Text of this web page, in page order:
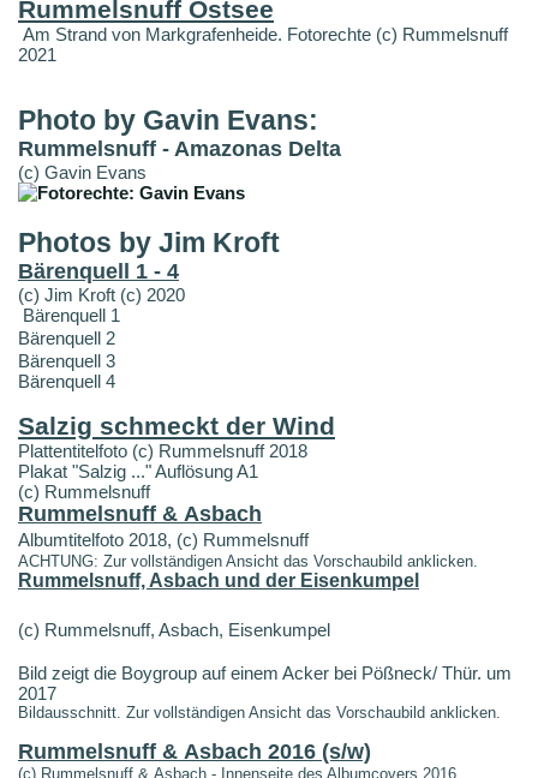
Rummelsnuff Ostsee
Am Strand von Markgrafenheide. Fotorechte (c) Rummelsnuff
2021
Photo by Gavin Evans:
Rummelsnuff - Amazonas Delta
(c) Gavin Evans
Photos by Jim Kroft
Bärenquell 1 - 4
(c) Jim Kroft (c) 2020
Bärenquell 1
Bärenquell 2
Bärenquell 3
Bärenquell 4
Salzig schmeckt der Wind
Plattentitelfoto (c) Rummelsnuff 2018
Plakat "Salzig ..." Auflösung A1
(c) Rummelsnuff
Rummelsnuff & Asbach
Albumtitelfoto 2018, (c) Rummelsnuff
ACHTUNG: Zur vollständigen Ansicht das Vorschaubild anklicken.
Rummelsnuff, Asbach und der Eisenkumpel
(c) Rummelsnuff, Asbach, Eisenkumpel
Bild zeigt die Boygroup auf einem Acker bei Pößneck/ Thür. um
2017
Bildausschnitt. Zur vollständigen Ansicht das Vorschaubild anklicken.
Rummelsnuff & Asbach 2016 (s/w)
(c) Rummelsnuff & Asbach - Innenseite des Albumcovers 2016